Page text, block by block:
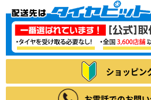
ショッピン